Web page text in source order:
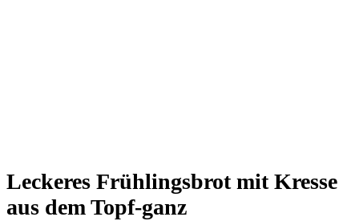
Leckeres Frühlingsbrot mit Kresse
aus dem Topf-ganz